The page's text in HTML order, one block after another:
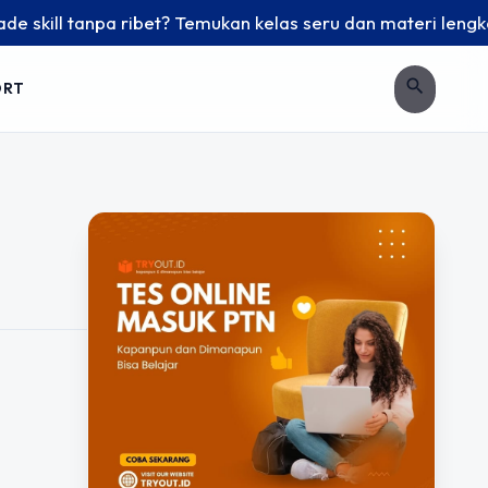
skill tanpa ribet? Temukan kelas seru dan materi
search